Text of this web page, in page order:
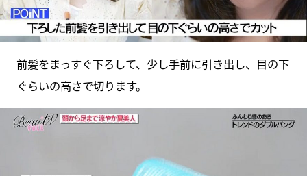
前髪をまっすぐ下ろして、少し手前に引き出し、目の下
ぐらいの高さで切ります。